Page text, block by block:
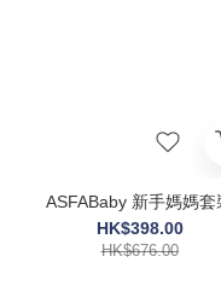
ASFABaby 新手媽媽套
HK$398.00
HK$676.00